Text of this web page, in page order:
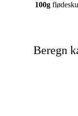
100g
Beregn